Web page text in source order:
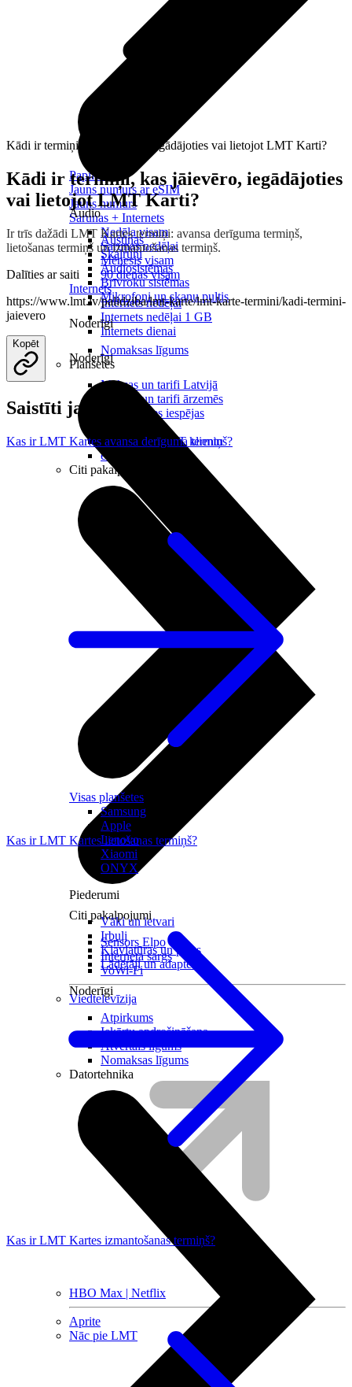
Papildināt
Jauns numurs ar eSIM
Jauns numurs
Sarunas + Internets
Nedēļa visam
Sarunas nedēļai
Mēnesis visam
90 dienas visam
Internets
Internets nedēļai
Internets nedēļai 1 GB
Internets dienai
Noderīgi
Maksas un tarifi Latvijā
Maksas un tarifi ārzemēs
LMT Kartes iespējas
Kā kļūt par LMT klientu
eSIM tehnoloģija
Citi pakalpojumi
Citi pakalpojumi
Sensors Elpo
Interneta sargs
VoWi-Fi
Viedtelevīzija
HBO Max | Netflix
Aprite
Nāc pie LMT
Audio
Austiņas
Skaļruņi
Audiosistēmas
Brīvroku sistēmas
Mikrofoni un skaņu pultis
Noderīgi
Nomaksas līgums
Planšetes
Visas planšetes
Samsung
Apple
Lenovo
Xiaomi
ONYX
Piederumi
Vāki un ietvari
Irbuļi
Klaviatūras un peles
Lādētāji un adapteri
Noderīgi
Atpirkums
Iekārtu apdrošināšana
Atvērtais līgums
Nomaksas līgums
Datortehnika
Kādi ir termiņi, kas jāievēro, iegādājoties vai lietojot LMT Karti?
Kādi ir termiņi, kas jāievēro, iegādājoties
vai lietojot LMT Karti?
Ir trīs dažādi LMT Kartes termiņi: avansa derīguma termiņš,
lietošanas termiņš un izmantošanas termiņš.
Dalīties ar saiti
https://www.lmt.lv/palidziba/lmt-karte/lmt-karte-termini/kadi-termini-
jaievero
Kopēt
Saistīti jautājumi
Kas ir LMT Kartes avansa derīguma termiņš?
Kas ir LMT Kartes lietošanas termiņš?
Kas ir LMT Kartes izmantošanas termiņš?